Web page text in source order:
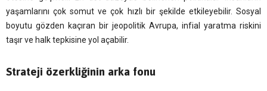
yaşamlarını çok somut ve çok hızlı bir şekilde etkileyebilir. Sosyal
boyutu gözden kaçıran bir jeopolitik Avrupa, infial yaratma riskini
taşır ve halk tepkisine yol açabilir.
Strateji özerkliğinin arka fonu